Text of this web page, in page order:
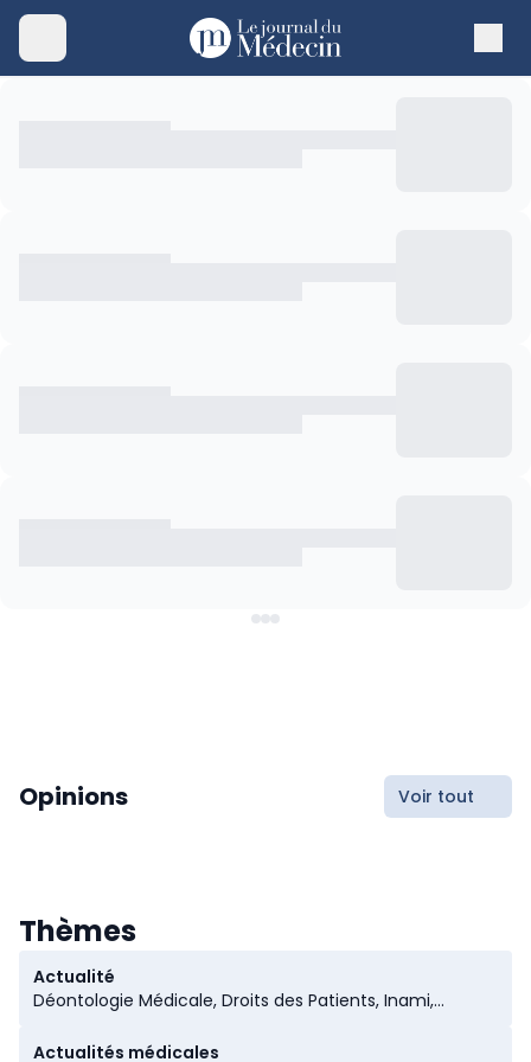
Opinions Voir tout
Thèmes
Actualité
Déontologie Médicale, Droits des Patients, Inami,
Actualités médicales